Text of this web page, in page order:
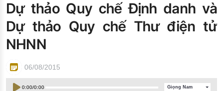
Đào tạo ISO
Dự thảo Quy chế Định danh và
Dự thảo Quy chế Thư điện tử
NHNN
06/08/2015
0:00/0:00 Giọng Nam